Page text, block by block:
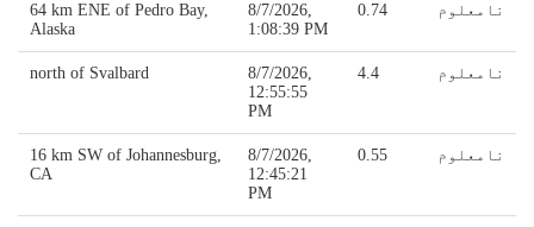
64 km ENE of Pedro Bay,
Alaska
8/7/2026,
1:08:39 PM
0.74 نامعلوم
north of Svalbard
8/7/2026,
12:55:55
PM
4.4 نامعلوم
16 km SW of Johannesburg,
CA
8/7/2026,
12:45:21
PM
0.55 نامعلوم